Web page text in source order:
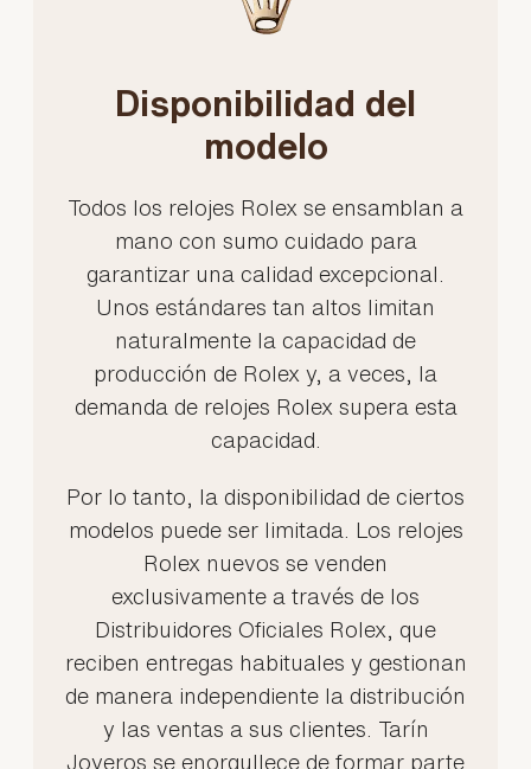
Disponibilidad del
modelo
Todos los relojes Rolex se ensamblan a
mano con sumo cuidado para
garantizar una calidad excepcional.
Unos estándares tan altos limitan
naturalmente la capacidad de
producción de Rolex y, a veces, la
demanda de relojes Rolex supera esta
capacidad.
Por lo tanto, la disponibilidad de ciertos
modelos puede ser limitada. Los relojes
Rolex nuevos se venden
exclusivamente a través de los
Distribuidores Oficiales Rolex, que
reciben entregas habituales y gestionan
de manera independiente la distribución
y las ventas a sus clientes. Tarín
Joyeros se enorgullece de formar parte